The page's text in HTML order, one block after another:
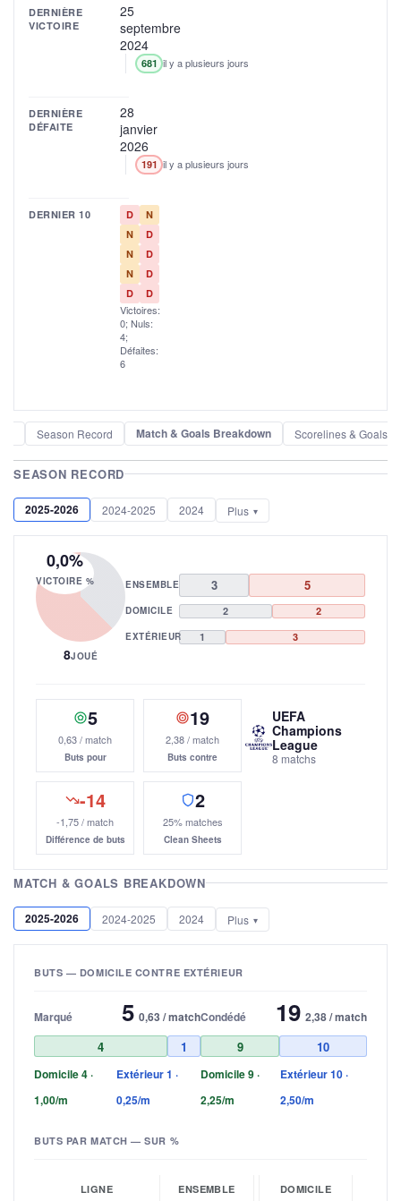
DERNIÈRE
VICTOIRE
25
septembre
2024
681 il y a plusieurs jours
DERNIÈRE
DÉFAITE
28
janvier
2026
191 il y a plusieurs jours
DERNIER 10 D
N
N
D
N
D
N
D
D
D
Victoires:
0; Nuls:
4;
Défaites:
6
Season Record Match & Goals Breakdown Scorelines & Goals
SEASON RECORD
2025-2026 2024-2025 2024 Plus
0,0%
VICTOIRE %
8JOUÉ
ENSEMBLE 3 5
DOMICILE 2 2
EXTÉRIEUR 1 3
5
0,63 / match
Buts pour
19
2,38 / match
Buts contre
-14
-1,75 / match
Différence de buts
2
25% matches
Clean Sheets
UEFA
Champions
League
8 matchs
MATCH & GOALS BREAKDOWN
2025-2026 2024-2025 2024 Plus
BUTS — DOMICILE CONTRE EXTÉRIEUR
Marqué 5 0,63 / match
4 1
Domicile 4 ·
1,00/m
Extérieur 1 ·
0,25/m
Condédé 19 2,38 / match
9 10
Domicile 9 ·
2,25/m
Extérieur 10 ·
2,50/m
BUTS PAR MATCH — SUR %
LIGNE ENSEMBLE DOMICILE